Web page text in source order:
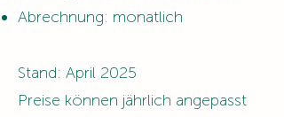
Abrechnung: monatlich
Stand: April 2025
Preise können jährlich angepasst